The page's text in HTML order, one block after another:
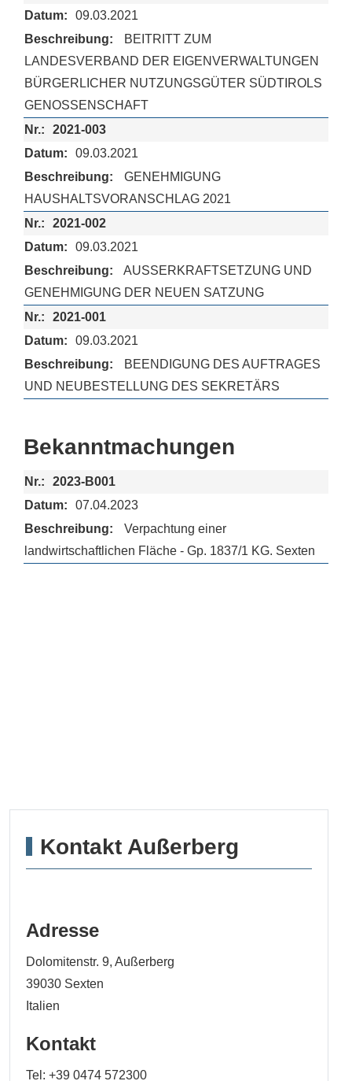
Kontakt Außerberg
Adresse
Dolomitenstr. 9, Außerberg
39030 Sexten
Italien
Kontakt
Tel: +39 0474 572300
09.03.2021
BEITRITT ZUM
LANDESVERBAND DER EIGENVERWALTUNGEN
BÜRGERLICHER NUTZUNGSGÜTER SÜDTIROLS
GENOSSENSCHAFT
2021-003
09.03.2021
GENEHMIGUNG
HAUSHALTSVORANSCHLAG 2021
2021-002
09.03.2021
AUSSERKRAFTSETZUNG UND
GENEHMIGUNG DER NEUEN SATZUNG
2021-001
09.03.2021
BEENDIGUNG DES AUFTRAGES
UND NEUBESTELLUNG DES SEKRETÄRS
Bekanntmachungen
2023-B001
07.04.2023
Verpachtung einer
landwirtschaftlichen Fläche - Gp. 1837/1 KG. Sexten